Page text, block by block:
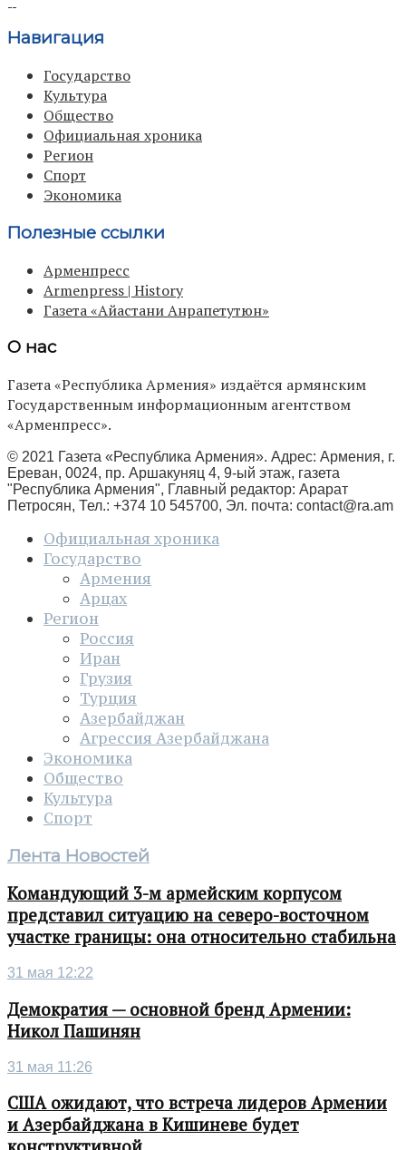
Навигация
Государство
Культура
Общество
Официальная хроника
Регион
Спорт
Экономика
Полезные ссылки
Арменпресс
Armenpress | History
Газета «Айастани Анрапетутюн»
О нас
Газета «Республика Армения» издаётся армянским
Государственным информационным агентством
«Арменпресс».
© 2021 Газета «Республика Армения». Адрес: Армения, г.
Ереван, 0024, пр. Аршакуняц 4, 9-ый этаж, газета
"Республика Армения", Главный редактор: Арарат
Петросян, Тел.: +374 10 545700, Эл. почта: contact@ra.am
Официальная хроника
Государство
Армения
Арцах
Регион
Россия
Иран
Грузия
Турция
Азербайджан
Агрессия Азербайджана
Экономика
Общество
Культура
Спорт
Лента Новостей
Командующий 3-м армейским корпусом
представил ситуацию на северо-восточном
участке границы: она относительно стабильна
31 мая 12:22
Демократия — основной бренд Армении:
Никол Пашинян
31 мая 11:26
США ожидают, что встреча лидеров Армении
и Азербайджана в Кишиневе будет